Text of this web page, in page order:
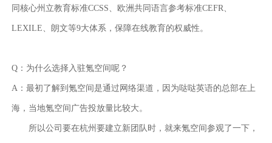
同核心州立教育标准CCSS、欧洲共同语言参考标准CEFR、
LEXILE、朗文等9大体系，保障在线教育的权威性。
Q：为什么选择入驻氪空间呢？
A：最初了解到氪空间是通过网络渠道，因为哒哒英语的总部在上
海，当地氪空间广告投放量比较大。
所以公司要在杭州要建立新团队时，就来氪空间参观了一下，